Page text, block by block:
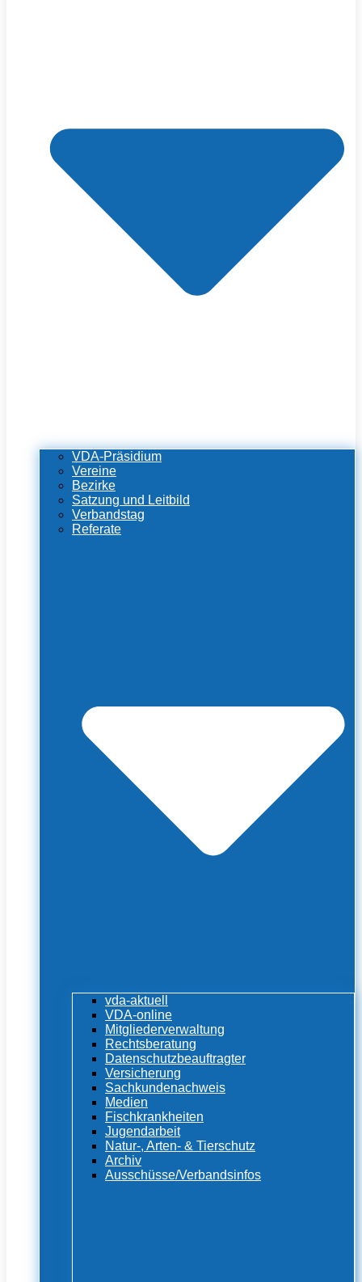
VDA-Präsidium
Vereine
Bezirke
Satzung und Leitbild
Verbandstag
Referate
vda-aktuell
VDA-online
Mitgliederverwaltung
Rechtsberatung
Datenschutzbeauftragter
Versicherung
Sachkundenachweis
Medien
Fischkrankheiten
Jugendarbeit
Natur-, Arten- & Tierschutz
Archiv
Ausschüsse/Verbandsinfos